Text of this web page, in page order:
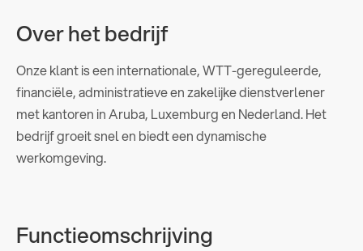
Over het bedrijf
Onze klant is een internationale, WTT-gereguleerde,
financiële, administratieve en zakelijke dienstverlener
met kantoren in Aruba, Luxemburg en Nederland. Het
bedrijf groeit snel en biedt een dynamische
werkomgeving.
Functieomschrijving